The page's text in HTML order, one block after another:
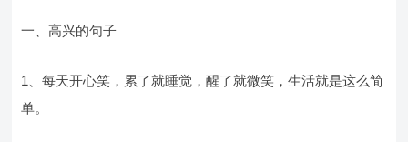
一、高兴的句子
1、每天开心笑，累了就睡觉，醒了就微笑，生活就是这么简
单。